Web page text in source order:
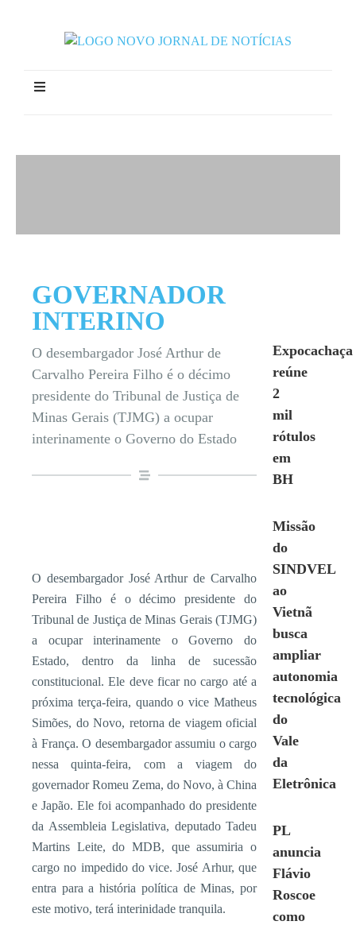
GOVERNADOR
INTERINO
O desembargador José Arthur de
Carvalho Pereira Filho é o décimo
presidente do Tribunal de Justiça de
Minas Gerais (TJMG) a ocupar
interinamente o Governo do Estado
O desembargador José Arthur de Carvalho
Pereira Filho é o décimo presidente do
Tribunal de Justiça de Minas Gerais (TJMG)
a ocupar interinamente o Governo do
Estado, dentro da linha de sucessão
constitucional. Ele deve ficar no cargo até a
próxima terça-feira, quando o vice Matheus
Simões, do Novo, retorna de viagem oficial
à França. O desembargador assumiu o cargo
nessa quinta-feira, com a viagem do
governador Romeu Zema, do Novo, à China
e Japão. Ele foi acompanhado do presidente
da Assembleia Legislativa, deputado Tadeu
Martins Leite, do MDB, que assumiria o
cargo no impedido do vice. José Arhur, que
entra para a história política de Minas, por
este motivo, terá interinidade tranquila.
Expocachaça
reúne
2
mil
rótulos
em
BH
Missão
do
SINDVEL
ao
Vietnã
busca
ampliar
autonomia
tecnológica
do
Vale
da
Eletrônica
PL
anuncia
Flávio
Roscoe
como